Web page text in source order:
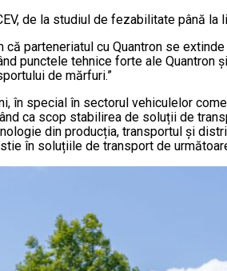
de la studiul de fezabilitate până la
parteneriatul cu Quantron se
punctele tehnice forte ale Quantron
de mărfuri.”
în special în sectorul vehiculelor
ca scop stabilirea de soluții de
din producția, transportul și
în soluțiile de transport de